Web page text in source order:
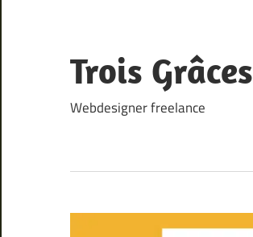
content
Trois Grâces
Webdesigner freelance